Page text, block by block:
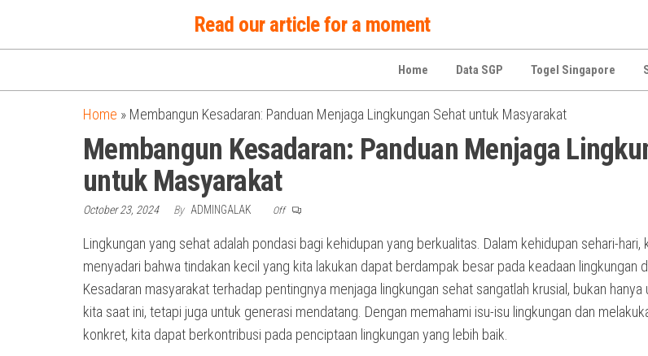
Read our article for a moment
Home Data SGP Togel Singapore
Home » Membangun Kesadaran: Panduan Menjaga Lingkungan Sehat untuk Masyarakat
Membangun Kesadaran: Panduan Menjaga
untuk Masyarakat
October 23, 2024 By ADMINGALAK Off
Lingkungan yang sehat adalah pondasi bagi kehidupan yang berkualitas. Dalam kehidupan sehari-hari,
menyadari bahwa tindakan kecil yang kita lakukan dapat berdampak besar pada keadaan lingkungan
Kesadaran masyarakat terhadap pentingnya menjaga lingkungan sehat sangatlah krusial, bukan
kita saat ini, tetapi juga untuk generasi mendatang. Dengan memahami isu-isu lingkungan dan
konkret, kita dapat berkontribusi pada penciptaan lingkungan yang lebih baik.